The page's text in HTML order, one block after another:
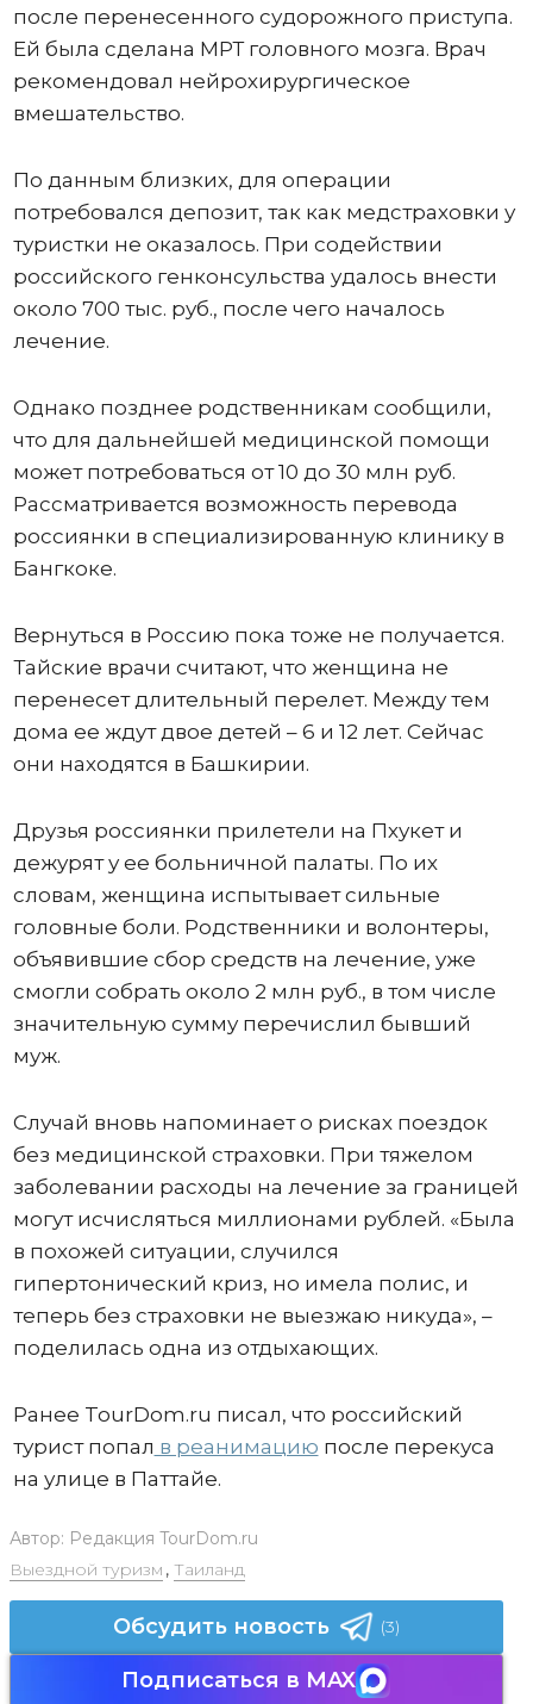
после перенесенного судорожного приступа.
Ей была сделана МРТ головного мозга. Врач
рекомендовал нейрохирургическое
вмешательство.
По данным близких, для операции
потребовался депозит, так как медстраховки у
туристки не оказалось. При содействии
российского генконсульства удалось внести
около 700 тыс. руб., после чего началось
лечение.
Однако позднее родственникам сообщили,
что для дальнейшей медицинской помощи
может потребоваться от 10 до 30 млн руб.
Рассматривается возможность перевода
россиянки в специализированную клинику в
Бангкоке.
Вернуться в Россию пока тоже не получается.
Тайские врачи считают, что женщина не
перенесет длительный перелет. Между тем
дома ее ждут двое детей – 6 и 12 лет. Сейчас
они находятся в Башкирии.
Друзья россиянки прилетели на Пхукет и
дежурят у ее больничной палаты. По их
словам, женщина испытывает сильные
головные боли. Родственники и волонтеры,
объявившие сбор средств на лечение, уже
смогли собрать около 2 млн руб., в том числе
значительную сумму перечислил бывший
муж.
Случай вновь напоминает о рисках поездок
без медицинской страховки. При тяжелом
заболевании расходы на лечение за границей
могут исчисляться миллионами рублей. «Была
в похожей ситуации, случился
гипертонический криз, но имела полис, и
теперь без страховки не выезжаю никуда», –
поделилась одна из отдыхающих.
Ранее TourDom.ru писал, что российский
турист попал в реанимацию после перекуса
на улице в Паттайе.
Автор: Редакция TourDom.ru
Выездной туризм , Таиланд
Обсудить новость (3)
Подписаться в MAX